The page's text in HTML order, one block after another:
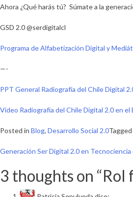
Ahora ¿Qué harás tú? Súmate a la
GSD 2.0 @serdigitalcl
Programa de Alfabetización Digital y
—-
PPT General Radiografía del Chile Digital
Video Radiografía del Chile Digital 2.0 en el
Posted in Blog, Desarrollo Social 2.0Tagged
Navegación
de
entradas
Generación Ser Digital 2.0 en
3 thoughts on “Rol